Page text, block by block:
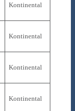
Kontinental
Kontinental
Kontinental
Kontinental